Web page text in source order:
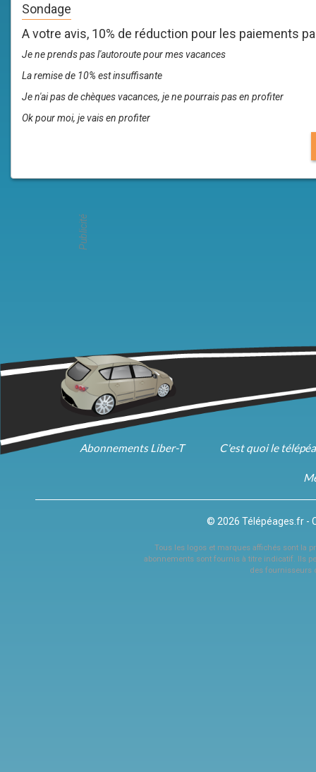
Sondage
A votre avis, 10% de réduction pour les paiements
Je ne prends pas l'autoroute pour mes vacances
La remise de 10% est insuffisante
Je n'ai pas de chèques vacances, je ne pourrais pas en profiter
Ok pour moi, je vais en profiter
Publicité
Abonnements Liber-T C'est quoi le
© 2026 Télépéages.fr -
Tous les logos et marques affichés sont la
abonnements sont fournis à titre indicatif. Ils
des fournisseurs